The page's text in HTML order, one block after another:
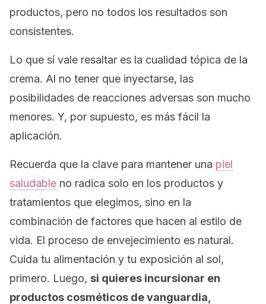
productos, pero no todos los resultados son
consistentes.
Lo que sí vale resaltar es la cualidad tópica de la
crema. Al no tener que inyectarse, las
posibilidades de reacciones adversas son mucho
menores. Y, por supuesto, es más fácil la
aplicación.
Recuerda que la clave para mantener una piel
saludable no radica solo en los productos y
tratamientos que elegimos, sino en la
combinación de factores que hacen al estilo de
vida. El proceso de envejecimiento es natural.
Cuida tu alimentación y tu exposición al sol,
primero. Luego, si quieres incursionar en
productos cosméticos de vanguardia,